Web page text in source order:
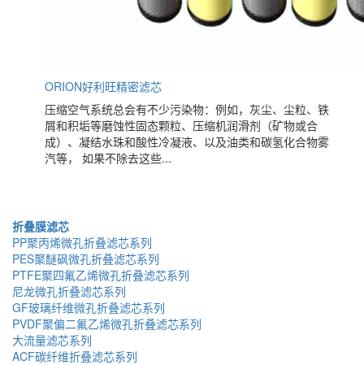
ORION好利旺精密滤芯
压缩空气系统总会有不少污染物：例如，灰尘、尘粒、铁
屑和积垢等磨蚀性固态颗粒、压缩机润滑剂（矿物或合
成）、凝结水珠和酸性冷凝液、以及油类和碳氢化合物雾
汽等， 如果不除去这些...
折叠膜滤芯
PP聚丙烯微孔折叠滤芯系列
PES聚醚砜微孔折叠滤芯系列
PTFE聚四氟乙烯微孔折叠滤芯系列
尼龙微孔折叠滤芯系列
GF玻璃纤维微孔折叠滤芯系列
PVDF聚偏二氟乙烯微孔折叠滤芯系列
大流量滤芯系列
ACF碳纤维折叠滤芯系列